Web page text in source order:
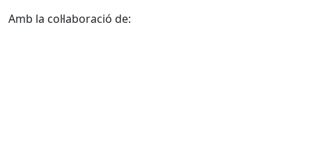
Amb la col·laboració de: